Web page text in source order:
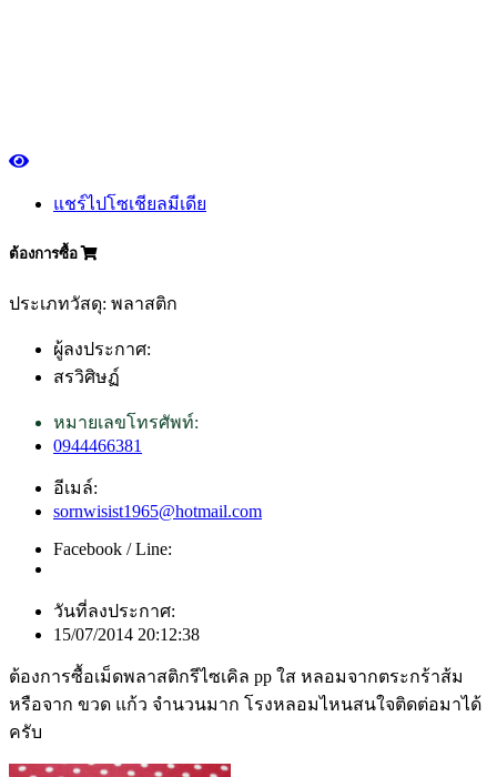
แชร์ไปโซเชียลมีเดีย
ต้องการซื้อ
ประเภทวัสดุ: พลาสติก
ผู้ลงประกาศ:
สรวิศิษฏ์
หมายเลขโทรศัพท์:
0944466381
อีเมล์:
sornwisist1965@hotmail.com
Facebook / Line:
วันที่ลงประกาศ:
15/07/2014 20:12:38
ต้องการซื้อเม็ดพลาสติกรีไซเคิล pp ใส หลอมจากตระกร้าส้ม
หรือจาก ขวด แก้ว จำนวนมาก โรงหลอมไหนสนใจติดต่อมาได้
ครับ